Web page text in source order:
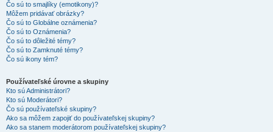
Čo sú to smajlíky (emotikony)?
Môžem pridávať obrázky?
Čo sú to Globálne oznámenia?
Čo sú to Oznámenia?
Čo sú to dôležité témy?
Čo sú to Zamknuté témy?
Čo sú ikony tém?
Používateľské úrovne a skupiny
Kto sú Administrátori?
Kto sú Moderátori?
Čo sú používateľské skupiny?
Ako sa môžem zapojiť do používateľskej skupiny?
Ako sa stanem moderátorom používateľskej skupiny?